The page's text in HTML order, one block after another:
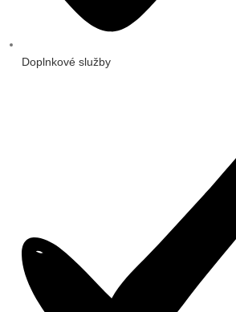
Doplnkové služby